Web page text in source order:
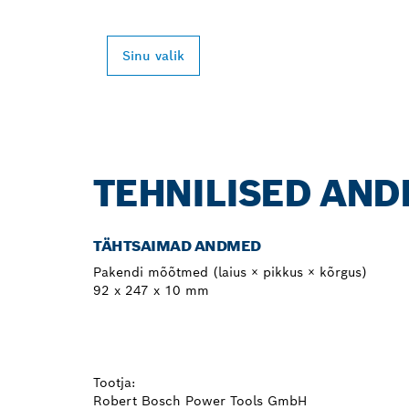
Sinu valik
TEHNILISED
TÄHTSAIMAD ANDMED
Pakendi mõõtmed (laius × pikkus × kõrgus)
92 x 247 x 10 mm
Tootja:
Robert Bosch Power Tools GmbH